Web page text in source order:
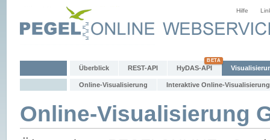
Hilfe
Überblick REST-API HyDAS-API
Online-Visualisierung Interaktive Online-Visualisierung
Online-Visualisierung